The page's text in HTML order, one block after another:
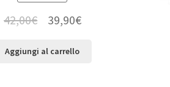
42,00€ 39,90€
Aggiungi al carrello